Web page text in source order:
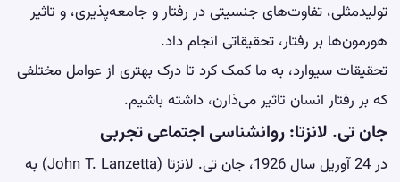
تولیدمثلی، تفاوت‌های جنسیتی در رفتار و جامعه‌پذیری، و تاثیر
هورمون‌ها بر رفتار، تحقیقاتی انجام داد.
تحقیقات سیوارد، به ما کمک کرد تا درک بهتری از عوامل مختلفی
که بر رفتار انسان تاثیر می‌ذارن، داشته باشیم.
جان تی. لانزتا: روانشناسی اجتماعی تجربی
در 24 آوریل سال 1926، جان تی. لانزتا (John T. Lanzetta) به